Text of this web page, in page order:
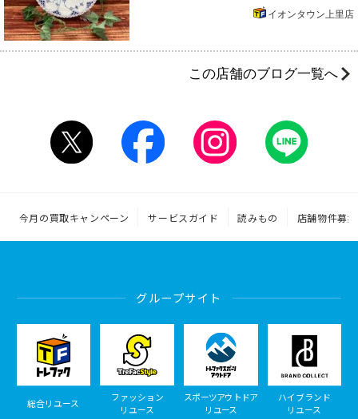
イオンタウン上里店
この店舗のブログ一覧へ
今月の買取キャンペーン サービスガイド 読みもの 店舗物件募集
グループサイト
総合リユース
ファッション
リユース
スポーツアウトドア
リユース
ハイブランド
リユース